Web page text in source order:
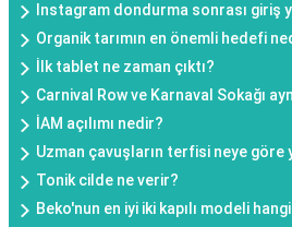
Instagram dondurma sonrası giriş
Organik tarımın en önemli hedefi
İlk tablet ne zaman çıktı?
Carnival Row ve Karnaval Sokağı
İAM açılımı nedir?
Uzman çavuşların terfisi neye göre
Tonik cilde ne verir?
Beko'nun en iyi iki kapılı modeli